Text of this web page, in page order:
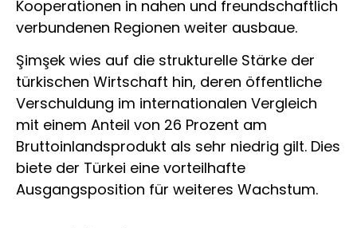
Kooperationen in nahen und freundschaftlich
verbundenen Regionen weiter ausbaue.
Şimşek wies auf die strukturelle Stärke der
türkischen Wirtschaft hin, deren öffentliche
Verschuldung im internationalen Vergleich
mit einem Anteil von 26 Prozent am
Bruttoinlandsprodukt als sehr niedrig gilt. Dies
biete der Türkei eine vorteilhafte
Ausgangsposition für weiteres Wachstum.